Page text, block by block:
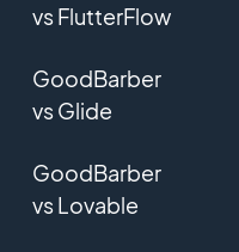
vs FlutterFlow
GoodBarber
vs Glide
GoodBarber
vs Lovable